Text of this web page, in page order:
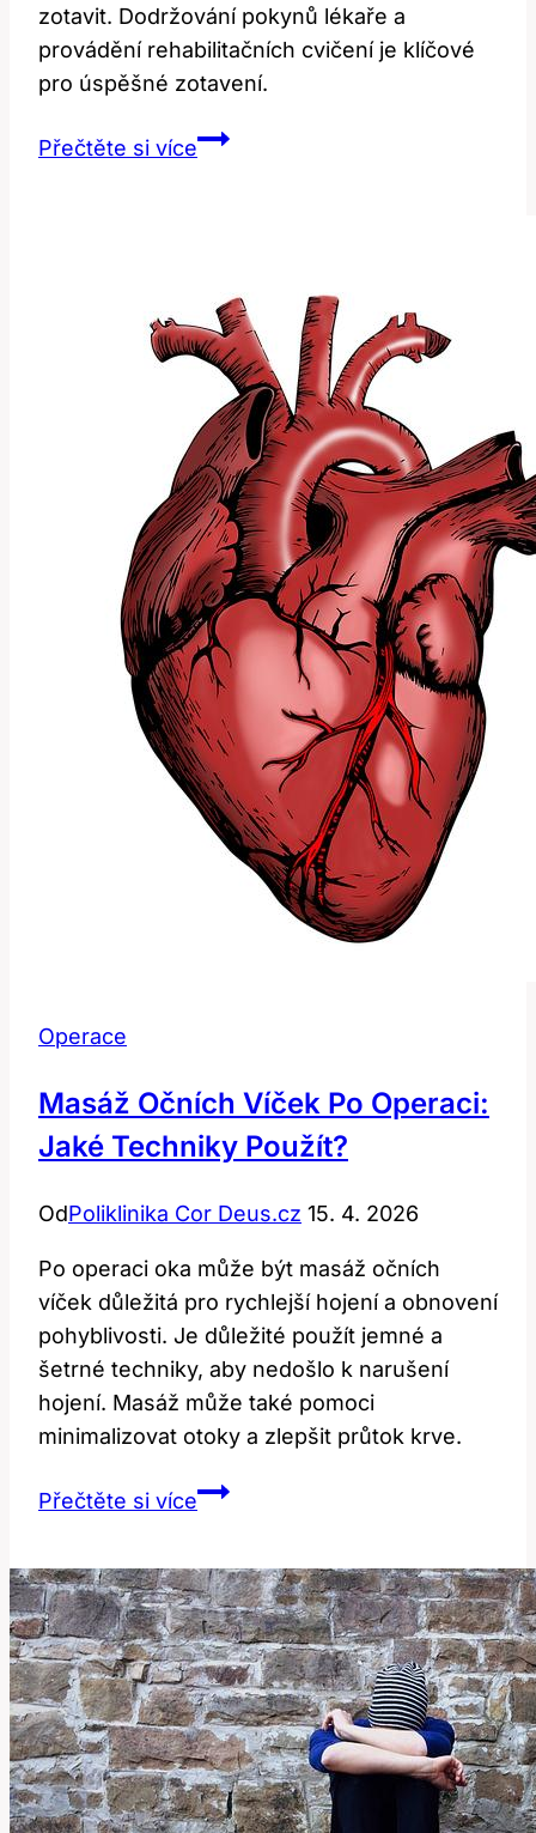
zotavit. Dodržování pokynů lékaře a
provádění rehabilitačních cvičení je klíčové
pro úspěšné zotavení.
Přečtěte si víceRekonvalescence
se
rychle
zotavit
Operace
Masáž Očních Víček Po Operaci:
Jaké Techniky Použít?
OdPoliklinika Cor Deus.cz 15. 4. 2026
Po operaci oka může být masáž očních
víček důležitá pro rychlejší hojení a obnovení
pohyblivosti. Je důležité použít jemné a
šetrné techniky, aby nedošlo k narušení
hojení. Masáž může také pomoci
minimalizovat otoky a zlepšit průtok krve.
Přečtěte si víceMasáž
po
operaci:
Jaké
techniky
použít?